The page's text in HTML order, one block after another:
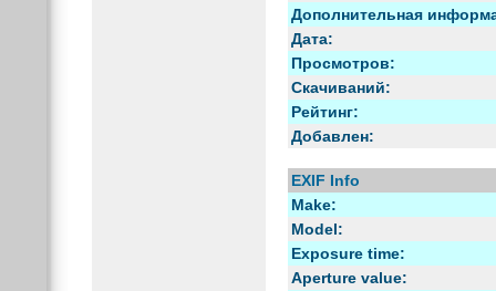
Дополнительная
Дата:
Просмотров:
Скачиваний:
Рейтинг:
Добавлен:
EXIF Info
Make:
Model:
Exposure time:
Aperture value: